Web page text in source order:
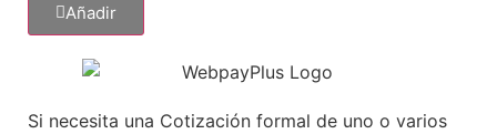
Añadir
Si necesita una Cotización formal de uno o varios